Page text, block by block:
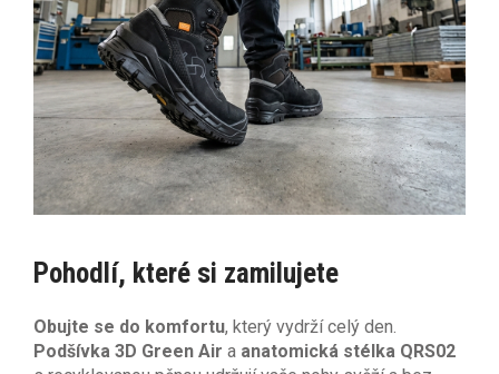
Pohodlí, které si zamilujete
Obujte se do komfortu, který vydrží celý den.
Podšívka 3D Green Air a anatomická stélka QRS02